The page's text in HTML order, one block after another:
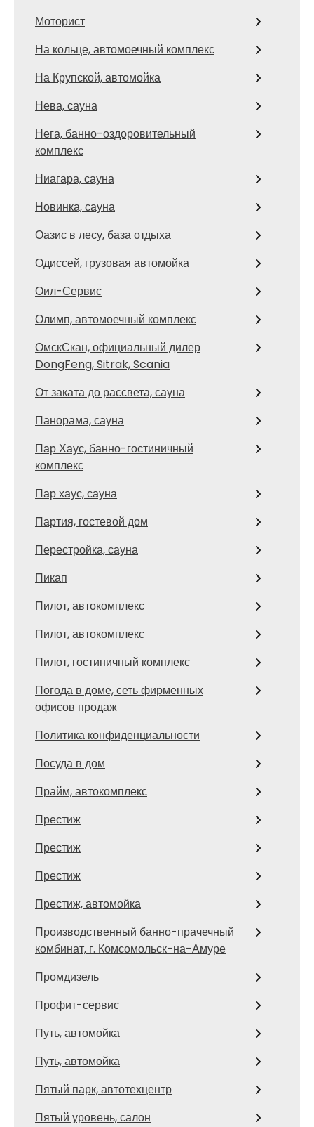
Моторист
На кольце, автомоечный комплекс
На Крупской, автомойка
Нева, сауна
Нега, банно-оздоровительный
комплекс
Ниагара, сауна
Новинка, сауна
Оазис в лесу, база отдыха
Одиссей, грузовая автомойка
Оил-Сервис
Олимп, автомоечный комплекс
ОмскСкан, официальный дилер
DongFeng, Sitrak, Scania
От заката до рассвета, сауна
Панорама, сауна
Пар Хаус, банно-гостиничный
комплекс
Пар хаус, сауна
Партия, гостевой дом
Перестройка, сауна
Пикап
Пилот, автокомплекс
Пилот, автокомплекс
Пилот, гостиничный комплекс
Погода в доме, сеть фирменных
офисов продаж
Политика конфиденциальности
Посуда в дом
Прайм, автокомплекс
Престиж
Престиж
Престиж
Престиж, автомойка
Производственный банно-прачечный
комбинат, г. Комсомольск-на-Амуре
Промдизель
Профит-сервис
Путь, автомойка
Путь, автомойка
Пятый парк, автотехцентр
Пятый уровень, салон